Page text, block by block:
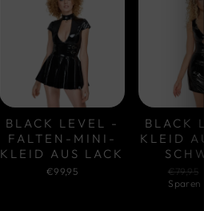
BLACK LEVEL -
FALTEN-MINI-
KLEID AUS LACK
€99,95
BLACK
KLEID
Preis
€79,95